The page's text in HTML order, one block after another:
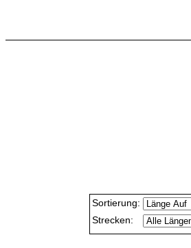
Sortierung:
Strecken: